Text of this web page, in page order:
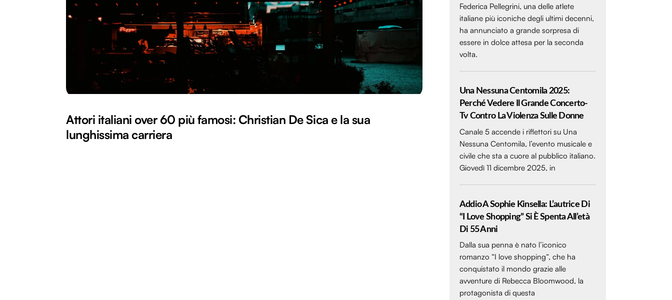
Attori italiani over 60 più famosi: Christian De Sica e la sua
lunghissima carriera
Federica Pellegrini, una delle atlete
italiane più iconiche degli ultimi decenni,
ha annunciato a grande sorpresa di
essere in dolce attesa per la seconda
volta.
Una Nessuna Centomila 2025:
Perché Vedere Il Grande Concerto-
Tv Contro La Violenza Sulle Donne
Canale 5 accende i riflettori su Una
Nessuna Centomila, l’evento musicale e
civile che sta a cuore al pubblico italiano.
Giovedì 11 dicembre 2025, in
Addio A Sophie Kinsella: L’autrice Di
“I Love Shopping” Si È Spenta All’età
Di 55 Anni
Dalla sua penna è nato l’iconico
romanzo “I love shopping“, che ha
conquistato il mondo grazie alle
avventure di Rebecca Bloomwood, la
protagonista di questa